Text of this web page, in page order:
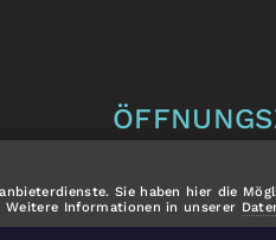
Alle anderen
Vereinbarung.
Sie haben hier die
Weitere Informationen in unserer